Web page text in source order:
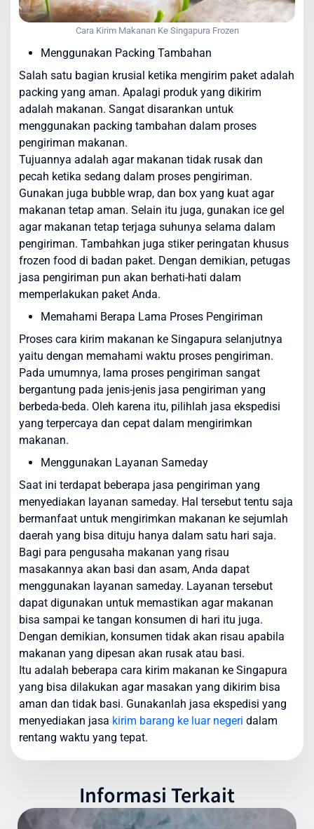
Cara Kirim Makanan Ke Singapura Frozen
Menggunakan Packing Tambahan
Salah satu bagian krusial ketika mengirim paket adalah
packing yang aman. Apalagi produk yang dikirim
adalah makanan. Sangat disarankan untuk
menggunakan packing tambahan dalam proses
pengiriman makanan.
Tujuannya adalah agar makanan tidak rusak dan
pecah ketika sedang dalam proses pengiriman.
Gunakan juga bubble wrap, dan box yang kuat agar
makanan tetap aman. Selain itu juga, gunakan ice gel
agar makanan tetap terjaga suhunya selama dalam
pengiriman. Tambahkan juga stiker peringatan khusus
frozen food di badan paket. Dengan demikian, petugas
jasa pengiriman pun akan berhati-hati dalam
memperlakukan paket Anda.
Memahami Berapa Lama Proses Pengiriman
Proses cara kirim makanan ke Singapura selanjutnya
yaitu dengan memahami waktu proses pengiriman.
Pada umumnya, lama proses pengiriman sangat
bergantung pada jenis-jenis jasa pengiriman yang
berbeda-beda. Oleh karena itu, pilihlah jasa ekspedisi
yang terpercaya dan cepat dalam mengirimkan
makanan.
Menggunakan Layanan Sameday
Saat ini terdapat beberapa jasa pengiriman yang
menyediakan layanan sameday. Hal tersebut tentu saja
bermanfaat untuk mengirimkan makanan ke sejumlah
daerah yang bisa dituju hanya dalam satu hari saja.
Bagi para pengusaha makanan yang risau
masakannya akan basi dan asam, Anda dapat
menggunakan layanan sameday. Layanan tersebut
dapat digunakan untuk memastikan agar makanan
bisa sampai ke tangan konsumen di hari itu juga.
Dengan demikian, konsumen tidak akan risau apabila
makanan yang dipesan akan rusak atau basi.
Itu adalah beberapa cara kirim makanan ke Singapura
yang bisa dilakukan agar masakan yang dikirim bisa
aman dan tidak basi. Gunakanlah jasa ekspedisi yang
menyediakan jasa kirim barang ke luar negeri dalam
rentang waktu yang tepat.
Informasi Terkait